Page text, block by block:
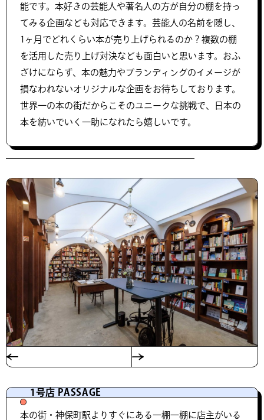
能です。本好きの芸能人や著名人の方が自分の棚を持っ
てみる企画なども対応できます。芸能人の名前を隠し、
1ヶ月でどれくらい本が売り上げられるのか？複数の棚
を活用した売り上げ対決なども面白いと思います。おふ
ざけにならず、本の魅力やブランディングのイメージが
損なわれないオリジナルな企画をお待ちしております。
世界一の本の街だからこそのユニークな挑戦で、日本の
本を紡いでいく一助になれたら嬉しいです。
1号店 PASSAGE
本の街・神保町駅よりすぐにある一棚一棚に店主がいる